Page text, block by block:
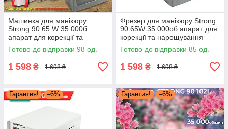
Машинка для манікюру
Strong 90 65 W 35 000б
апарат для корекції та
нарощування нігтів фрезер
зняття манікюру Стронг 90
Готово до відправки 98 од.
1 598 ₴ 1 698 ₴
Фрезер для манікюру Strong
90 65W 35 000об апарат для
корекції та нарощування
нігтів дриль для зняття лаку
Стронг 90
Готово до відправки 85 од.
1 598 ₴ 1 698 ₴
Гарантия! –6% Гарантия! –6%